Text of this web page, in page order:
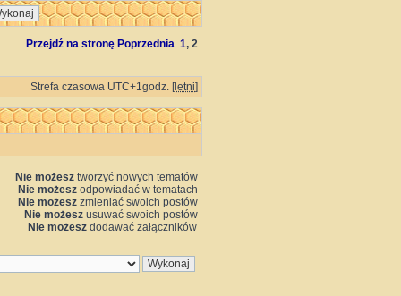
Przejdź na stronę Poprzednia 1, 2
Strefa czasowa UTC+1godz. [letni]
Nie możesz tworzyć nowych tematów
Nie możesz odpowiadać w tematach
Nie możesz zmieniać swoich postów
Nie możesz usuwać swoich postów
Nie możesz dodawać załączników